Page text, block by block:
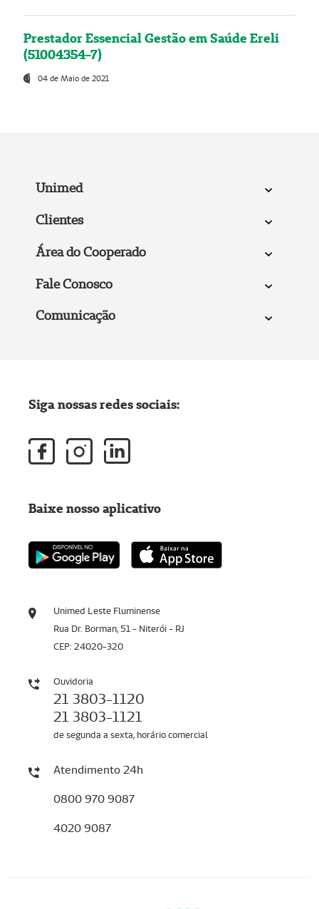
Prestador Essencial Gestão em Saúde Ereli
(51004354-7)
04 de Maio de 2021
Unimed
Clientes
Área do Cooperado
Fale Conosco
Comunicação
Unimed Leste Fluminense
Rua Dr. Borman, 51 - Niterói - RJ
CEP: 24020-320
Ouvidoria
21 3803-1120
21 3803-1121
de segunda a sexta, horário comercial
Atendimento 24h
0800 970 9087
4020 9087
Siga nossas redes sociais:
Baixe nosso aplicativo